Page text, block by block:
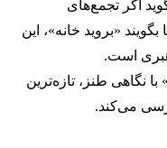
اگر تجمع‌های
«بروید خانه»، این
است.
نگاهی طنز، تازه‌ترین
می‌کند.